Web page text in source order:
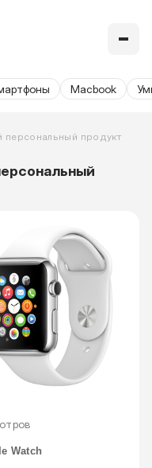
Macbook
продукт
Watch